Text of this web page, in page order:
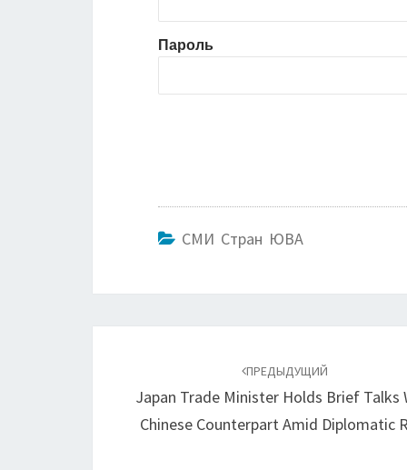
Пароль
СМИ Стран ЮВА
записям
ПРЕДЫДУЩИЙ
Japan Trade Minister Holds Brief Talks
Chinese Counterpart Amid Diplomatic